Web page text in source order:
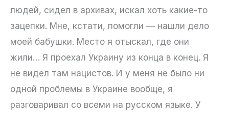
людей, сидел в архивах, искал хоть какие-то
зацепки. Мне, кстати, помогли — нашли дело
моей бабушки. Место я отыскал, где они
жили… Я проехал Украину из конца в конец. Я
не видел там нацистов. И у меня не было ни
одной проблемы в Украине вообще, я
разговаривал со всеми на русском языке. У